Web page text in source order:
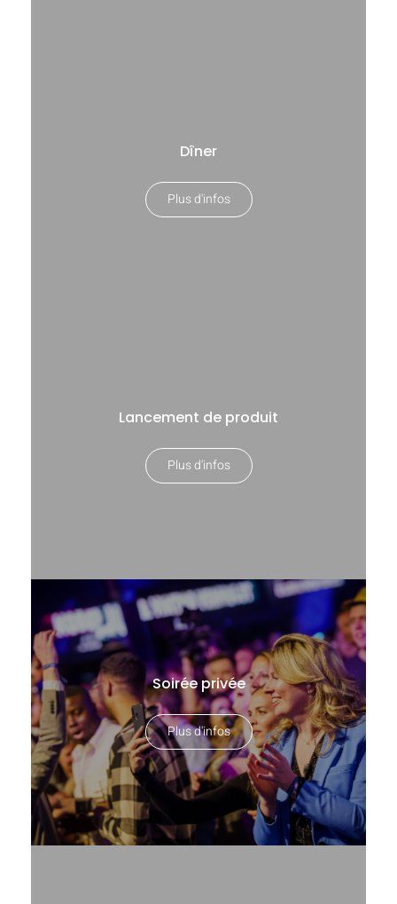
Dîner
Plus d'infos
Lancement de produit
Plus d'infos
Soirée privée
Plus d'infos